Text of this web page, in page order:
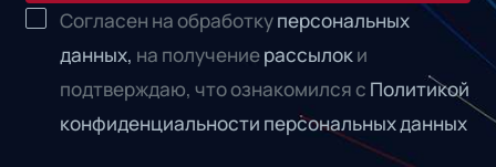
Согласен на обработкуперсональных
данных, на получениерассылоки
подтверждаю, что ознакомился с Политикой
конфиденциальности персональных данных